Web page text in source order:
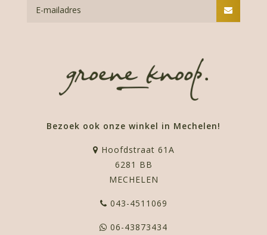
Bezoek ook onze winkel in Mechelen!
Hoofdstraat 61A
6281 BB
MECHELEN
043-4511069
06-43873434